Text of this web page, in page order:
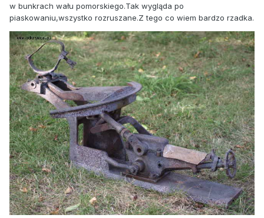
w bunkrach wału pomorskiego.Tak wygląda po
piaskowaniu,wszystko rozruszane.Z tego co wiem bardzo rzadka.